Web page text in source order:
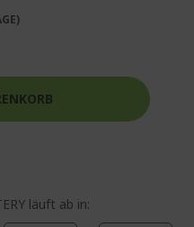
läuft ab in: